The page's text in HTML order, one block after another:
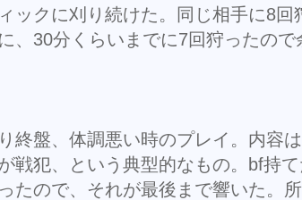
ックに刈り続けた。同じ相手に8回
、30分くらいまでに7回狩ったので
終盤、体調悪い時のプレイ。内容は
戦犯、という典型的なもの。bf持
たので、それが最後まで響いた。